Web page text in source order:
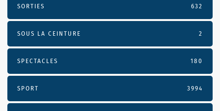
SORTIES 632
SOUS LA CEINTURE 2
SPECTACLES 180
SPORT 3994